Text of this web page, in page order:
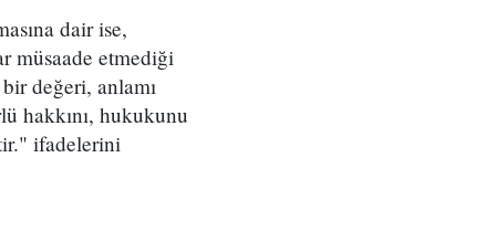
dair ise,
müsaade etmediği
değeri, anlamı
hakkını, hukukunu
ifadelerini